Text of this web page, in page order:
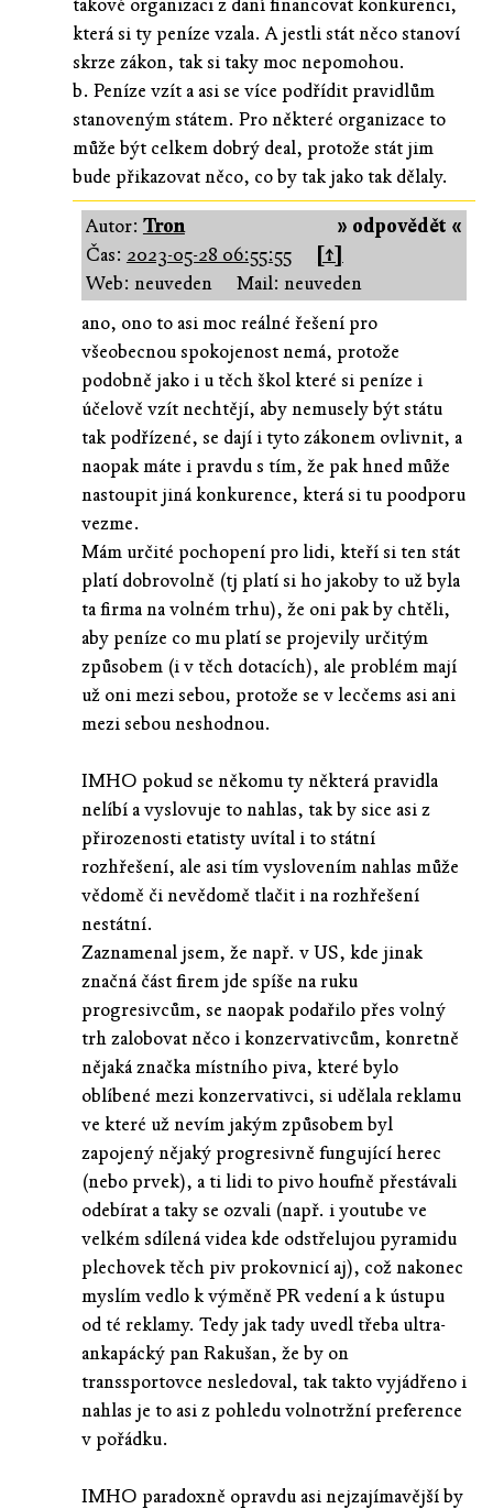
takové organizaci z daní financovat konkurenci,
která si ty peníze vzala. A jestli stát něco stanoví
skrze zákon, tak si taky moc nepomohou.
b. Peníze vzít a asi se více podřídit pravidlům
stanoveným státem. Pro některé organizace to
může být celkem dobrý deal, protože stát jim
bude přikazovat něco, co by tak jako tak dělaly.
» odpovědět «
Autor: Tron
Čas: 2023-05-28 06:55:55
[↑]
Web: neuveden
Mail: neuveden
ano, ono to asi moc reálné řešení pro
všeobecnou spokojenost nemá, protože
podobně jako i u těch škol které si peníze i
účelově vzít nechtějí, aby nemusely být státu
tak podřízené, se dají i tyto zákonem ovlivnit, a
naopak máte i pravdu s tím, že pak hned může
nastoupit jiná konkurence, která si tu poodporu
vezme.
Mám určité pochopení pro lidi, kteří si ten stát
platí dobrovolně (tj platí si ho jakoby to už byla
ta firma na volném trhu), že oni pak by chtěli,
aby peníze co mu platí se projevily určitým
způsobem (i v těch dotacích), ale problém mají
už oni mezi sebou, protože se v lecčems asi ani
mezi sebou neshodnou.
IMHO pokud se někomu ty některá pravidla
nelíbí a vyslovuje to nahlas, tak by sice asi z
přirozenosti etatisty uvítal i to státní
rozhřešení, ale asi tím vyslovením nahlas může
vědomě či nevědomě tlačit i na rozhřešení
nestátní.
Zaznamenal jsem, že např. v US, kde jinak
značná část firem jde spíše na ruku
progresivcům, se naopak podařilo přes volný
trh zalobovat něco i konzervativcům, konretně
nějaká značka místního piva, které bylo
oblíbené mezi konzervativci, si udělala reklamu
ve které už nevím jakým způsobem byl
zapojený nějaký progresivně fungující herec
(nebo prvek), a ti lidi to pivo houfně přestávali
odebírat a taky se ozvali (např. i youtube ve
velkém sdílená videa kde odstřelujou pyramidu
plechovek těch piv prokovnicí aj), což nakonec
myslím vedlo k výměně PR vedení a k ústupu
od té reklamy. Tedy jak tady uvedl třeba ultra-
ankapácký pan Rakušan, že by on
transsportovce nesledoval, tak takto vyjádřeno i
nahlas je to asi z pohledu volnotržní preference
v pořádku.
IMHO paradoxně opravdu asi nejzajímavější by